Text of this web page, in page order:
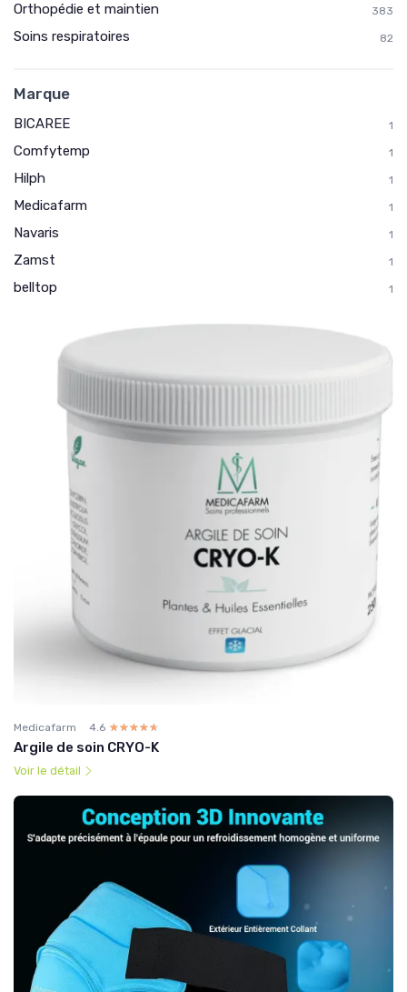
Orthopédie et maintien 383
Soins respiratoires 82
Marque
BICAREE 1
Comfytemp 1
Hilph 1
Medicafarm 1
Navaris 1
Zamst 1
belltop 1
Medicafarm 4.6 ☆☆☆☆☆
★★★★★
Argile de soin CRYO-K
Voir le détail